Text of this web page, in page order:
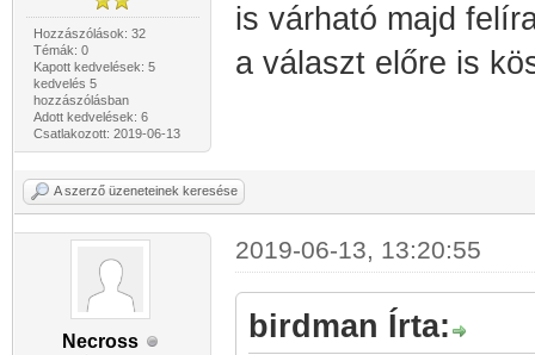
Hozzászólások: 32
Témák: 0
Kapott kedvelések: 5
kedvelés 5
hozzászólásban
Adott kedvelések: 6
Csatlakozott: 2019-06-13
is várható majd
a választ előre is
A szerző üzeneteinek keresése
Necross
2019-06-13, 13:20:55
birdman Írta: